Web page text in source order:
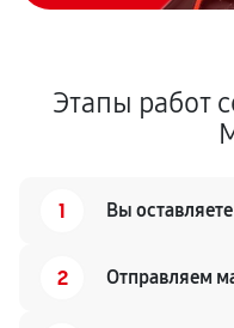
Этапы работ
1 Вы
2 Отправляем